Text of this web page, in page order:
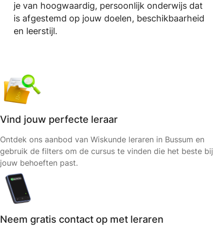
je van hoogwaardig, persoonlijk onderwijs dat
is afgestemd op jouw doelen, beschikbaarheid
en leerstijl.
Vind jouw perfecte leraar
Ontdek ons aanbod van Wiskunde leraren in Bussum en
gebruik de filters om de cursus te vinden die het beste bij
jouw behoeften past.
Neem gratis contact op met leraren